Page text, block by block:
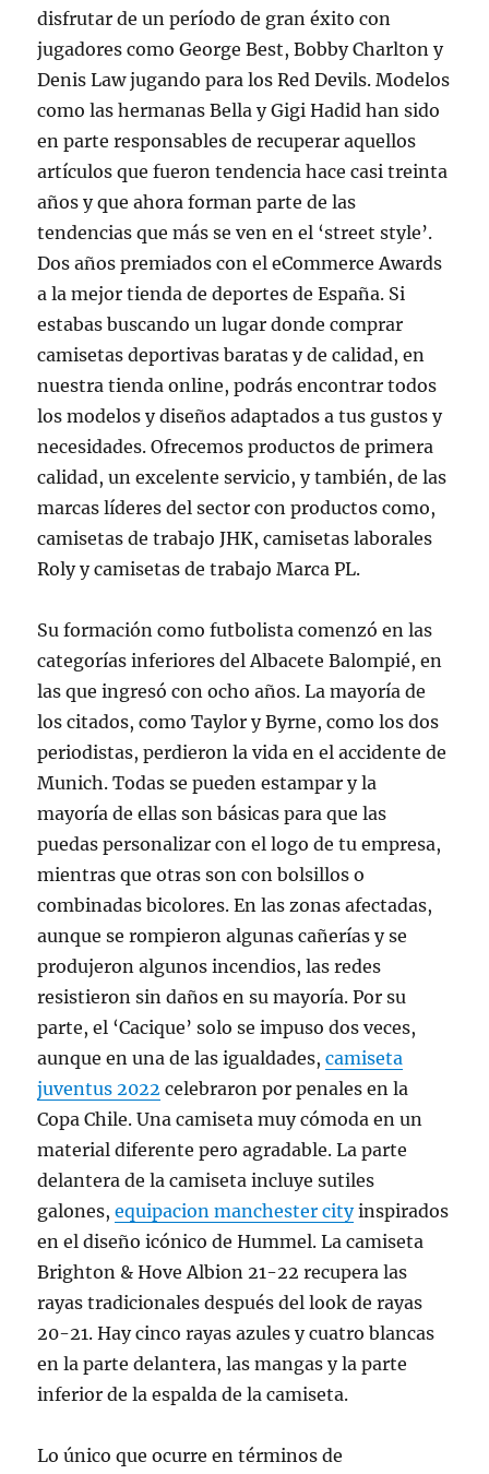
disfrutar de un período de gran éxito con
jugadores como George Best, Bobby Charlton y
Denis Law jugando para los Red Devils. Modelos
como las hermanas Bella y Gigi Hadid han sido
en parte responsables de recuperar aquellos
artículos que fueron tendencia hace casi treinta
años y que ahora forman parte de las
tendencias que más se ven en el ‘street style’.
Dos años premiados con el eCommerce Awards
a la mejor tienda de deportes de España. Si
estabas buscando un lugar donde comprar
camisetas deportivas baratas y de calidad, en
nuestra tienda online, podrás encontrar todos
los modelos y diseños adaptados a tus gustos y
necesidades. Ofrecemos productos de primera
calidad, un excelente servicio, y también, de las
marcas líderes del sector con productos como,
camisetas de trabajo JHK, camisetas laborales
Roly y camisetas de trabajo Marca PL.
Su formación como futbolista comenzó en las
categorías inferiores del Albacete Balompié, en
las que ingresó con ocho años. La mayoría de
los citados, como Taylor y Byrne, como los dos
periodistas, perdieron la vida en el accidente de
Munich. Todas se pueden estampar y la
mayoría de ellas son básicas para que las
puedas personalizar con el logo de tu empresa,
mientras que otras son con bolsillos o
combinadas bicolores. En las zonas afectadas,
aunque se rompieron algunas cañerías y se
produjeron algunos incendios, las redes
resistieron sin daños en su mayoría. Por su
parte, el ‘Cacique’ solo se impuso dos veces,
aunque en una de las igualdades,camiseta
juventus 2022 celebraron por penales en la
Copa Chile. Una camiseta muy cómoda en un
material diferente pero agradable. La parte
delantera de la camiseta incluye sutiles
galones,equipacion manchester cityinspirados
en el diseño icónico de Hummel. La camiseta
Brighton & Hove Albion 21-22 recupera las
rayas tradicionales después del look de rayas
20-21. Hay cinco rayas azules y cuatro blancas
en la parte delantera, las mangas y la parte
inferior de la espalda de la camiseta.
Lo único que ocurre en términos de